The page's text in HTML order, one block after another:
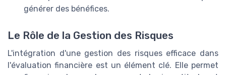
générer des bénéfices.
Le Rôle de la Gestion des Risques
L'intégration d'une gestion des risques efficace dans
l'évaluation financière est un élément clé. Elle permet